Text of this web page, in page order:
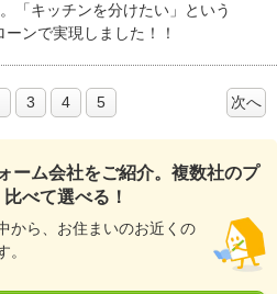
「キッチンを分けたい」という
ンで実現しました！！
3 4 5 次へ
ーム会社をご紹介。複数社のプ
べて選べる！
から、お住まいのお近くの